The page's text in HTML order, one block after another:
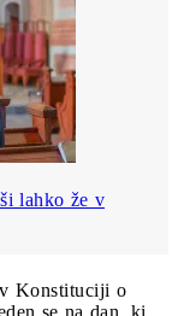
lahko že v
Konstituciji o
se na dan, ki